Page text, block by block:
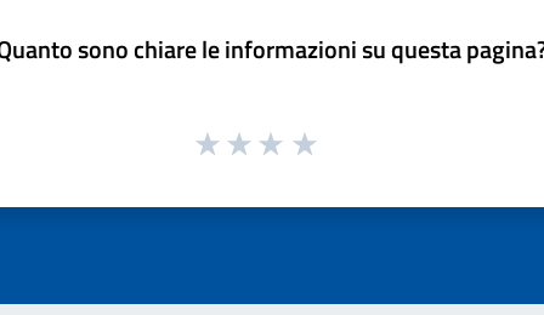
sono chiare le informazioni su questa